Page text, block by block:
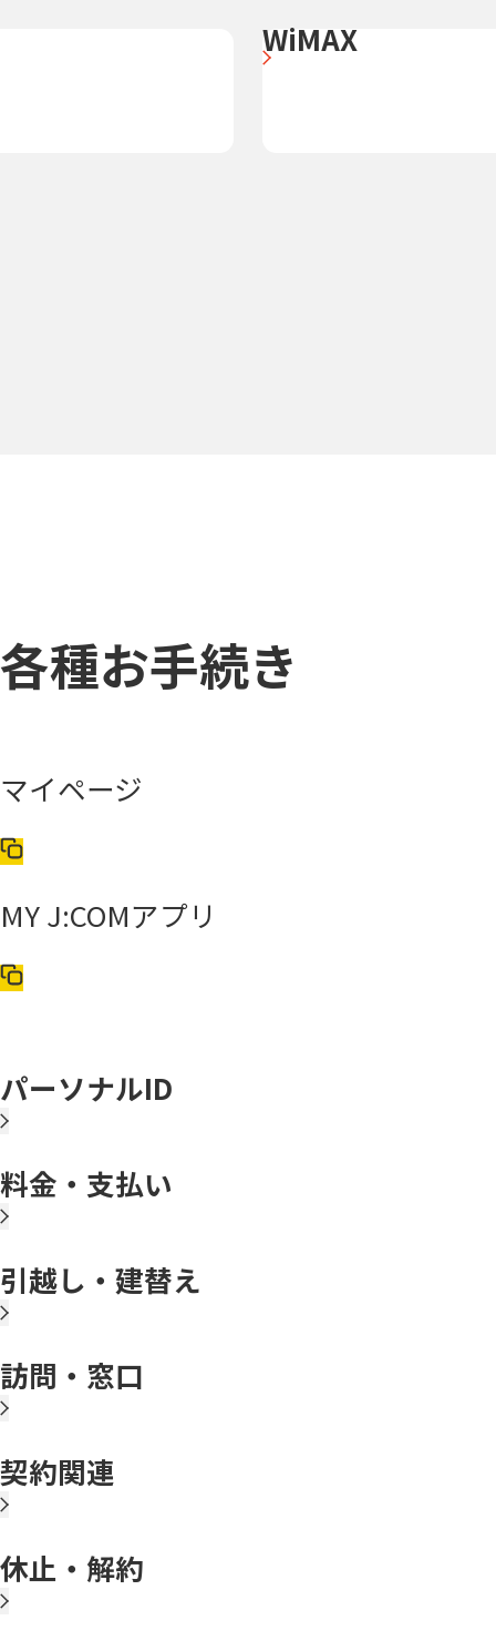
WiMAX
各種お手続き
マイページ
MY J:COMアプリ
パーソナルID
料金・支払い
引越し・建替え
訪問・窓口
契約関連
休止・解約